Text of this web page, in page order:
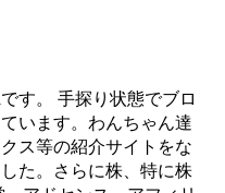
す。 手探り状態でブロ
います。わんちゃん達
ス等の紹介サイトをな
た。さらに株、特に株